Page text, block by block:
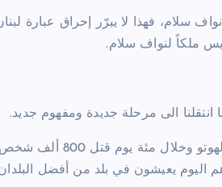
فهذا لا يبرّر إحراق عبارة لبنان
ملكاً لنواف سلام.
انتقلنا الى مرحلة جديدة ومفهوم جديد.
سنة 1994 جرت حرب إبادة جماعية في روندا
اليوم يعيشون في بلد من أفضل البلدان